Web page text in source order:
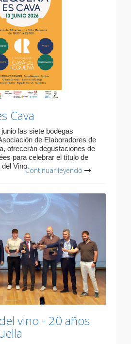
Cava
las siete bodegas
de Elaboradores de
ofrecerán degustaciones de
para celebrar el título de
Vino.Continuar leyendo
vino - 20 años